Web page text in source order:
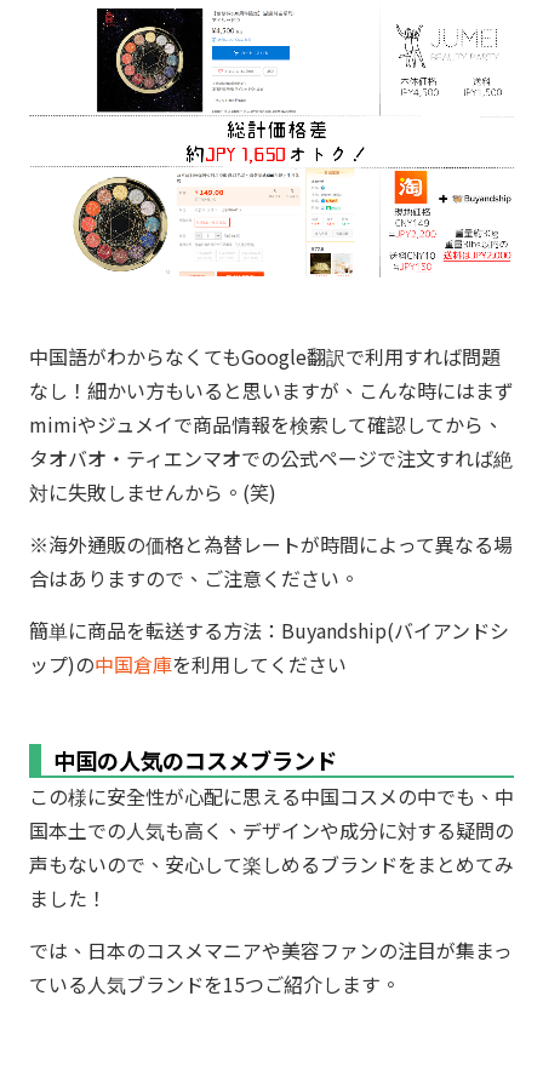
中国語がわからなくてもGoogle翻訳で利用すれば問題
なし！細かい方もいると思いますが、こんな時にはまず
mimiやジュメイで商品情報を検索して確認してから、
タオバオ・ティエンマオでの公式ページで注文すれば絶
対に失敗しませんから。(笑)
※海外通販の価格と為替レートが時間によって異なる場
合はありますので、ご注意ください。
簡単に商品を転送する方法：Buyandship(バイアンドシ
ップ)の中国倉庫を利用してください
中国の人気のコスメブランド
この様に安全性が心配に思える中国コスメの中でも、中
国本土での人気も高く、デザインや成分に対する疑問の
声もないので、安心して楽しめるブランドをまとめてみ
ました！
では、日本のコスメマニアや美容ファンの注目が集まっ
ている人気ブランドを15つご紹介します。